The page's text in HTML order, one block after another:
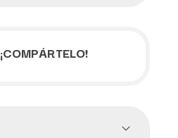
¡COMPÁRTELO!